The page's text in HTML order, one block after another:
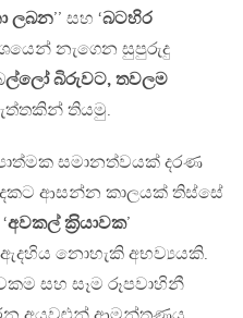
ලබන’’ සහ ‘බටහිර
නැගෙන සුපුරුදු
ල්ලෝ බිරුවට, තවලම
තියමු.
සමානත්වයක් දරණ
ආසන්න කාලයක් තිස්සේ
අවකල් ක‍්‍රියාවක’
නොහැකි අභව්‍යයකි.
සහ සෑම රූපවාහිනී